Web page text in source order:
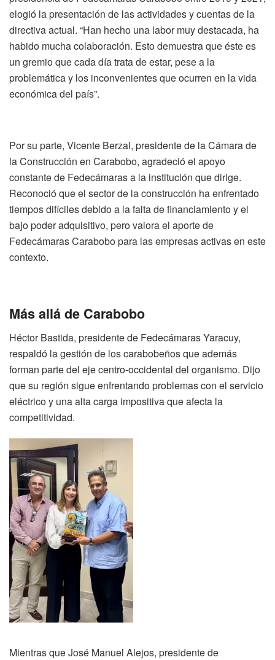
elogió la presentación de las actividades y cuentas de la
directiva actual. “Han hecho una labor muy destacada, ha
habido mucha colaboración. Esto demuestra que éste es
un gremio que cada día trata de estar, pese a la
problemática y los inconvenientes que ocurren en la vida
económica del país”.
Por su parte, Vicente Berzal, presidente de la Cámara de
la Construcción en Carabobo, agradeció el apoyo
constante de Fedecámaras a la institución que dirige.
Reconoció que el sector de la construcción ha enfrentado
tiempos difíciles debido a la falta de financiamiento y el
bajo poder adquisitivo, pero valora el aporte de
Fedecámaras Carabobo para las empresas activas en este
contexto.
Más allá de Carabobo
Héctor Bastida, presidente de Fedecámaras Yaracuy,
respaldó la gestión de los carabobeños que además
forman parte del eje centro-occidental del organismo. Dijo
que su región sigue enfrentando problemas con el servicio
eléctrico y una alta carga impositiva que afecta la
competitividad.
Mientras que José Manuel Alejos, presidente de